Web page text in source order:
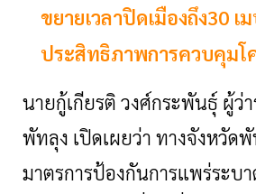
ขยายเวลาปิดเมืองถึง30 เ
ประสิทธิภาพการควบคุมโ
นายกู้เกียรติ วงศ์กระพันธุ์ ผู้ว่
พัทลุง เปิดเผยว่า ทางจังหวัด
มาตรการป้องกันการแพร่ระบา